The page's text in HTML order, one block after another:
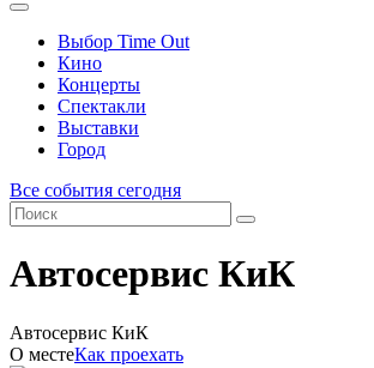
Выбор Time Out
Кино
Концерты
Спектакли
Выставки
Город
Все события сегодня
Автосервис КиК
Автосервис КиК
О местеКак проехать